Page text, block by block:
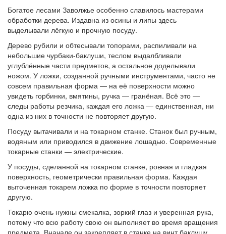
Богатое лесами Заволжье особенно славилось мастерами
обработки дерева. Издавна из осины и липы здесь
выделывали лёгкую и прочную посуду.
Дерево рубили и обтесывали топорами, распиливали на
небольшие чурбаки-баклуши, теслом выдалбливали
углублённые части предметов, а остальное доделывали
ножом. У ложки, созданной ручными инструментами, часто не
совсем правильная форма — на её поверхности можно
увидеть горбинки, вмятины, ручка — гранёная. Всё это —
следы работы резчика, каждая его ложка — единственная, ни
одна из них в точности не повторяет другую.
Посуду вытачивали и на токарном станке. Станок был ручным,
водяным или приводился в движение лошадью. Современные
токарные станки — электрические.
У посуды, сделанной на токарном станке, ровная и гладкая
поверхность, геометрически правильная форма. Каждая
выточенная токарем ложка по форме в точности повторяет
другую.
Токарю очень нужны смекалка, зоркий глаз и уверенная рука,
потому что всю работу свою он выполняет во время вращения
предмета. Вначале он закрепляет в станке на винт баклушу,